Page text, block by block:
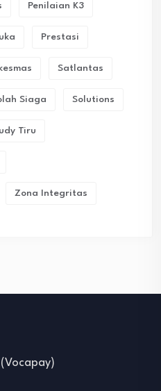
Penilaian K3
Prestasi
Satlantas
Siaga Solutions
Tiru
Zona Integritas